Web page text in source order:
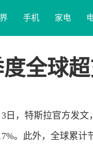
手机 家电
全球
3日，特斯拉官方发文
。此外，全球累计